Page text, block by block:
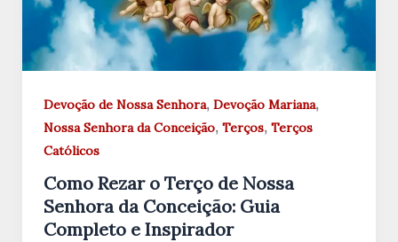
Devoção de Nossa Senhora, Devoção Mariana,
Nossa Senhora da Conceição, Terços, Terços
Católicos
Como Rezar o Terço de Nossa
Senhora da Conceição: Guia
Completo e Inspirador